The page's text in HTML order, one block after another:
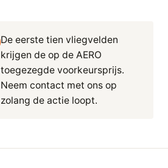
De eerste tien vliegvelden
krijgen de op de AERO
toegezegde voorkeursprijs.
Neem contact met ons op
zolang de actie loopt.